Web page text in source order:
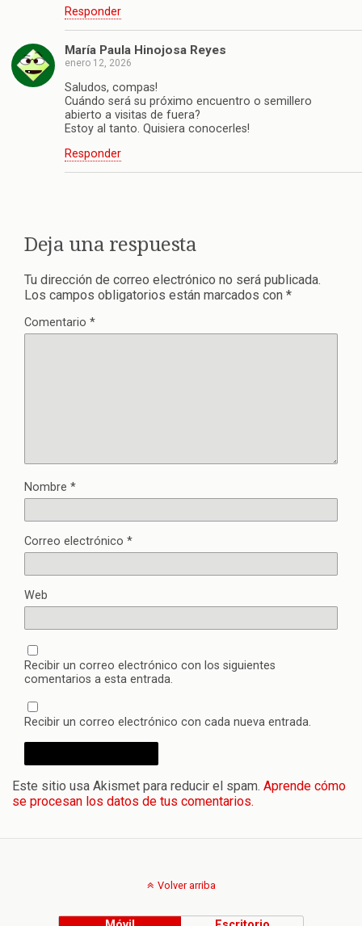
Responder
María Paula Hinojosa Reyes
enero 12, 2026
Saludos, compas!
Cuándo será su próximo encuentro o semillero
abierto a visitas de fuera?
Estoy al tanto. Quisiera conocerles!
Responder
Deja una respuesta
Tu dirección de correo electrónico no será publicada.
Los campos obligatorios están marcados con *
Comentario *
Nombre *
Correo electrónico *
Web
Recibir un correo electrónico con los siguientes
comentarios a esta entrada.
Recibir un correo electrónico con cada nueva entrada.
Este sitio usa Akismet para reducir el spam. Aprende cómo
se procesan los datos de tus comentarios.
Volver arriba